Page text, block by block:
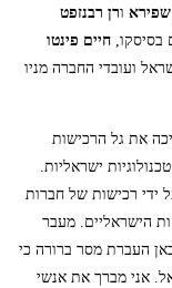
שפירא ורן רבנזפט
בסיסקו, חיים פינטו
ועובדי החברה מניו
את גל הרכישות
ישראליות.
ידי רכישות של חברות
הישראליים. מעבר
העברת מסר ברורה כי
אני מברך את אנשי